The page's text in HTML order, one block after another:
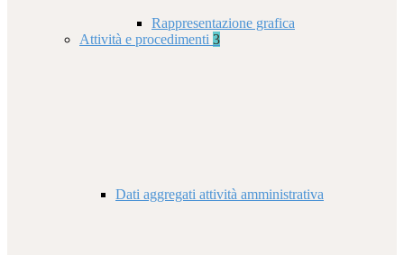
Rappresentazione grafica
Attività e procedimenti 3
Dati aggregati attività amministrativa